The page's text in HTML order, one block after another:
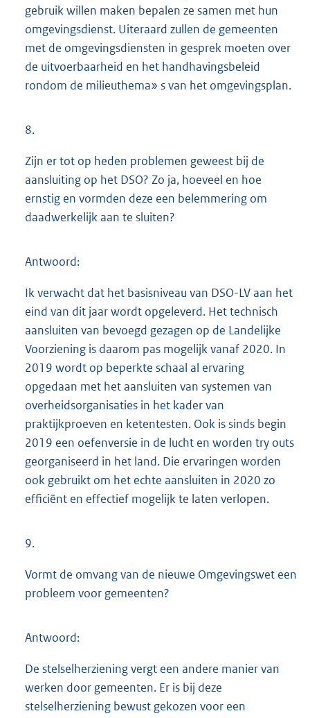
gebruik willen maken bepalen ze samen met hun
omgevingsdienst. Uiteraard zullen de gemeenten
met de omgevingsdiensten in gesprek moeten over
de uitvoerbaarheid en het handhavingsbeleid
rondom de milieuthema» s van het omgevingsplan.
8.
Zijn er tot op heden problemen geweest bij de
aansluiting op het DSO? Zo ja, hoeveel en hoe
ernstig en vormden deze een belemmering om
daadwerkelijk aan te sluiten?
Antwoord:
Ik verwacht dat het basisniveau van DSO-LV aan het
eind van dit jaar wordt opgeleverd. Het technisch
aansluiten van bevoegd gezagen op de Landelijke
Voorziening is daarom pas mogelijk vanaf 2020. In
2019 wordt op beperkte schaal al ervaring
opgedaan met het aansluiten van systemen van
overheidsorganisaties in het kader van
praktijkproeven en ketentesten. Ook is sinds begin
2019 een oefenversie in de lucht en worden try outs
georganiseerd in het land. Die ervaringen worden
ook gebruikt om het echte aansluiten in 2020 zo
efficiënt en effectief mogelijk te laten verlopen.
9.
Vormt de omvang van de nieuwe Omgevingswet een
probleem voor gemeenten?
Antwoord:
De stelselherziening vergt een andere manier van
werken door gemeenten. Er is bij deze
stelselherziening bewust gekozen voor een